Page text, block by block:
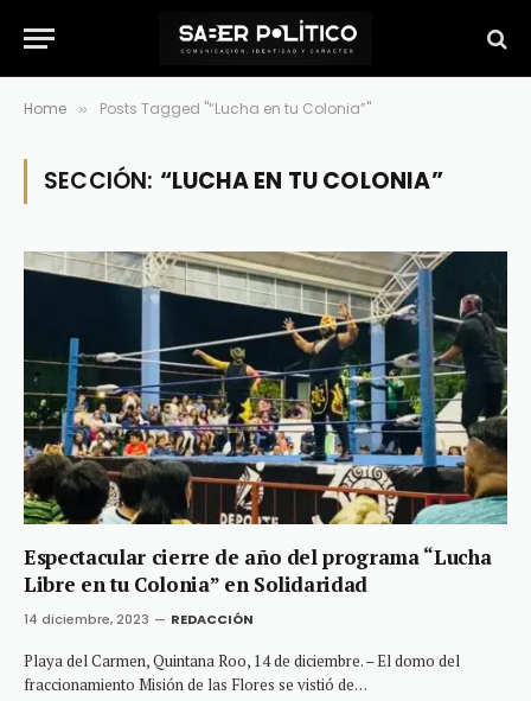
Home » Posts Tagged "“Lucha en tu Colonia”"
SECCIÓN: “LUCHA EN TU COLONIA”
Espectacular cierre de año del programa “Lucha
Libre en tu Colonia” en Solidaridad
14 diciembre, 2023 REDACCIÓN
Playa del Carmen, Quintana Roo, 14 de diciembre. – El domo del
fraccionamiento Misión de las Flores se vistió de…